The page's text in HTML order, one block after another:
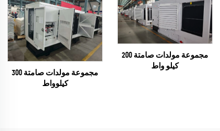
مجموعة مولدات صامتة 200
كيلو واط
مجموعة مولدات صامتة 300
كيلوواط